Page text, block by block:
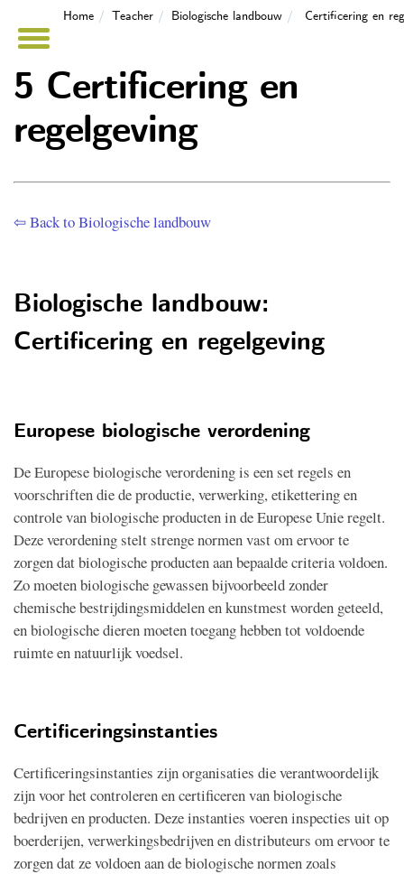
Home Teacher Biologische landbouw Certificering en
5 Certificering en
regelgeving
⇦ Back to Biologische landbouw
Biologische landbouw:
Certificering en regelgeving
Europese biologische verordening
De Europese biologische verordening is een set regels en
voorschriften die de productie, verwerking, etikettering en
controle van biologische producten in de Europese Unie regelt.
Deze verordening stelt strenge normen vast om ervoor te
zorgen dat biologische producten aan bepaalde criteria voldoen.
Zo moeten biologische gewassen bijvoorbeeld zonder
chemische bestrijdingsmiddelen en kunstmest worden geteeld,
en biologische dieren moeten toegang hebben tot voldoende
ruimte en natuurlijk voedsel.
Certificeringsinstanties
Certificeringsinstanties zijn organisaties die verantwoordelijk
zijn voor het controleren en certificeren van biologische
bedrijven en producten. Deze instanties voeren inspecties uit op
boerderijen, verwerkingsbedrijven en distributeurs om ervoor te
zorgen dat ze voldoen aan de biologische normen zoals